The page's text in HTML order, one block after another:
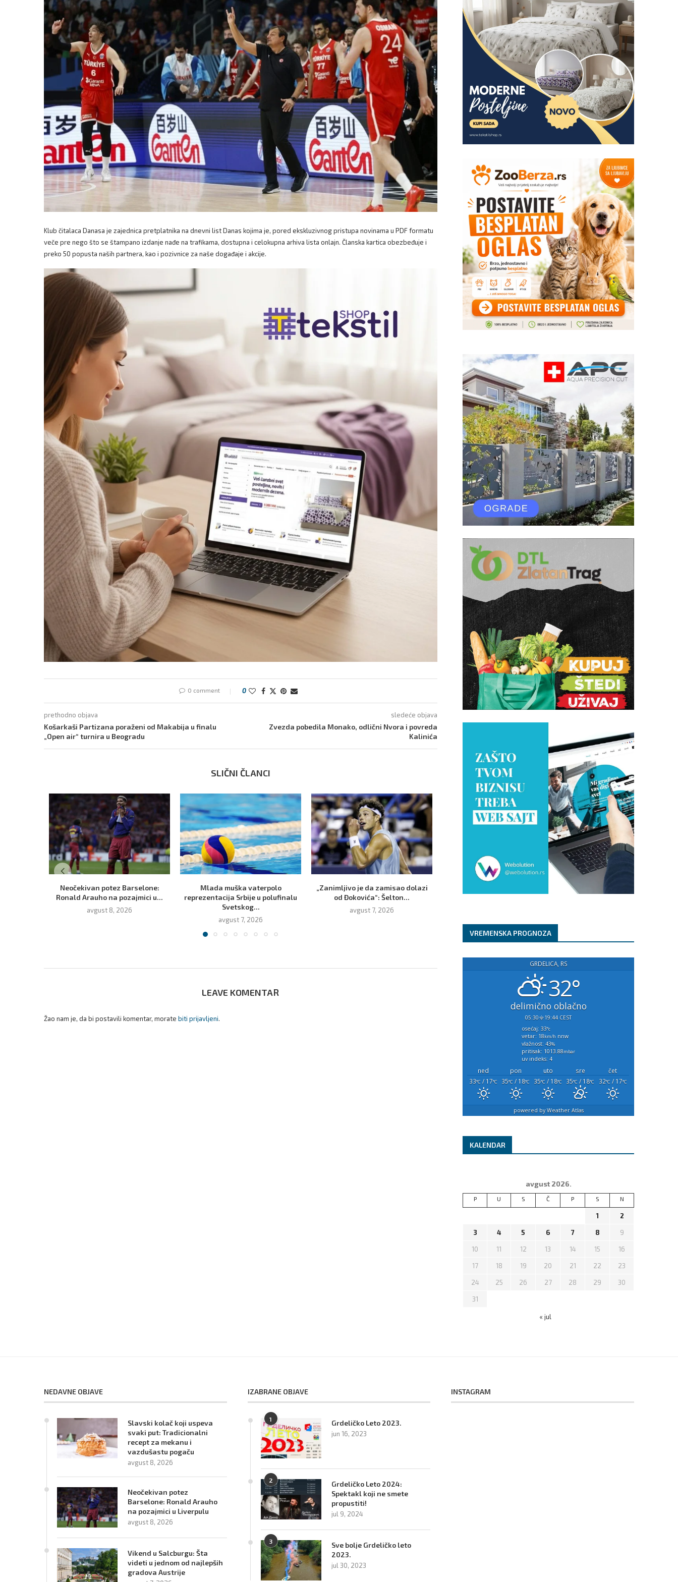
Klub čitalaca Danasa je zajednica pretplatnika na dnevni list Danas kojima je, pored ekskluzivnog pristupa novinama u PDF formatu
veče pre nego što se štampano izdanje nađe na trafikama, dostupna i celokupna arhiva lista onlajn. Članska kartica obezbeđuje i
preko 50 popusta naših partnera, kao i pozivnice za naše događaje i akcije.
0 comment 0
prethodno objava
Košarkaši Partizana poraženi od Makabija u finalu
„Open air“ turnira u Beogradu
sledeće objava
Zvezda pobedila Monako, odlični Nvora i povreda
Kalinića
SLIČNI ČLANCI
Neočekivan potez Barselone:
Ronald Arauho na pozajmici u...
avgust 8, 2026
Mlada muška vaterpolo
reprezentacija Srbije u polufinalu
Svetskog...
avgust 7, 2026
„Zanimljivo je da zamisao dolazi
od Đokovića“: Šelton...
avgust 7, 2026
LEAVE KOMENTAR
Žao nam je, da bi postavili komentar, morate biti prijavljeni.
VREMENSKA PROGNOZA
GRDELICA, RS
32°
delimično oblačno
05:30
19:44 CEST
osećaj: 33°c
vetar: 18km/h nnw
vlažnost: 43%
pritisak: 1013.88mbar
uv indeks: 4
ned pon uto sre
čet
33°C / 17°C 35°C / 18°C 35°C / 18°C 35°C / 18°C 32°C/ 17°C
powered byWeather Atlas
KALENDAR
avgust 2026.
P U S Č P S N
1 2
3 4 5 6 7 8 9
10 11 12 13 14 15 16
17 18 19 20 21 22 23
24 25 26 27 28 29 30
31
« jul
NEDAVNE OBJAVE
Slavski kolač koji uspeva
svaki put: Tradicionalni
recept za mekanu i
vazdušastu pogaču
avgust 8, 2026
Neočekivan potez
Barselone: Ronald Arauho
na pozajmici u Liverpulu
avgust 8, 2026
Vikend u Salcburgu: Šta
videti u jednom od najlepših
gradova Austrije
IZABRANE OBJAVE
1 Grdeličko Leto 2023.
jun 16, 2023
2
Grdeličko Leto 2024:
Spektakl koji ne smete
propustiti!
jul 9, 2024
3
Sve bolje Grdeličko leto
2023.
jul 30, 2023
INSTAGRAM